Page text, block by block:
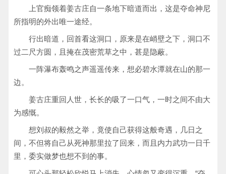
上官痴领着姜古庄自一条地下暗道而出，这是夺命神尼
所指明的外出唯一途经。
行出暗道，回首看这洞口，原来是在峭壁之下，洞口不
过二尺方圆，且掩在茂密荒草之中，甚是隐蔽。
一阵瀑布轰鸣之声遥遥传来，想必碧水潭就在山的那一
边。
姜古庄重回人世，长长的吸了一口气，一时之间不由大
为感慨。
想刘叔的毅然之举，竟使自己获得这般奇遇，几日之
间，不但将自己从死神那里拉了回来，而且内力武功一日千
里，委实做梦也想不到的事。